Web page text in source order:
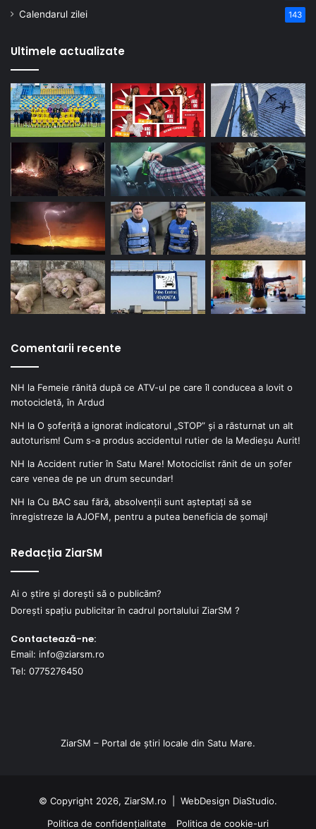
Calendarul zilei 143
Ultimele actualizate
Comentarii recente
NH la Femeie rănită după ce ATV-ul pe care îl conducea a lovit o
motocicletă, în Ardud
NH la O șoferiță a ignorat indicatorul „STOP” și a răsturnat un alt
autoturism! Cum s-a produs accidentul rutier de la Medieșu Aurit!
NH la Accident rutier în Satu Mare! Motociclist rănit de un șofer
care venea de pe un drum secundar!
NH la Cu BAC sau fără, absolvenții sunt așteptați să se
înregistreze la AJOFM, pentru a putea beneficia de șomaj!
Redacția ZiarSM
Ai o știre și dorești să o publicăm?
Dorești spațiu publicitar în cadrul portalului ZiarSM ?
Contactează-ne:
Email: info@ziarsm.ro
Tel: 0775276450
ZiarSM – Portal de știri locale din Satu Mare.
© Copyright 2026, ZiarSM.ro | WebDesign DiaStudio.
Politica de confidențialitate
Politica de cookie-uri